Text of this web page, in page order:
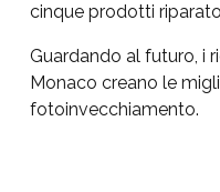
cinque prodotti
Guardando al futuro, i
Monaco creano le
fotoinvecchiamento.